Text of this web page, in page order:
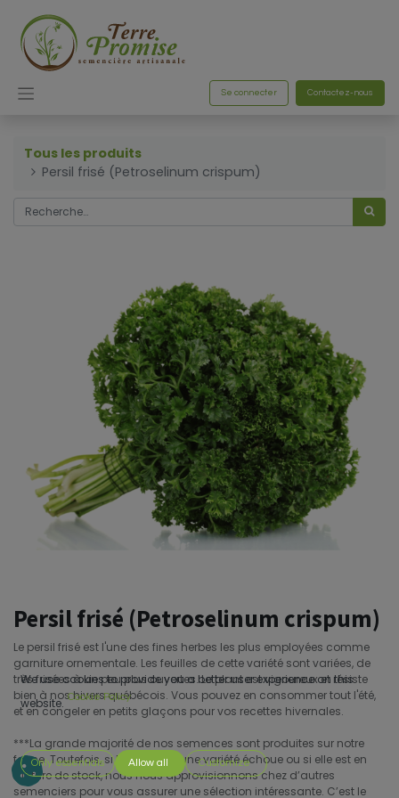
Se connecter Contactez-nous
Tous les produits
Persil frisé (Petroselinum crispum)
Persil frisé (Petroselinum crispum)
Le persil frisé est l'une des fines herbes les plus employées comme
garniture ornementale. Les feuilles de cette variété sont variées, de
très frisées à un peu plus ouvertes. Le plant est vigoureux et résiste
bien à nos hivers québécois. Vous pouvez en consommer tout l'été,
et en congeler en petits glaçons pour vos recettes hivernales.
***La grande majorité de nos semences sont produites sur notre
ferme. Toutefois, si la culture d’une variété échoue ou si elle est en
rupture de stock, nous nous approvisionnons chez d’autres
semenciers pour vous assurer une sélection intéressante. C’est le
We use cookies to provide you a better user experience on this
website. Cookie Policy
Only essentials Allow all Customize